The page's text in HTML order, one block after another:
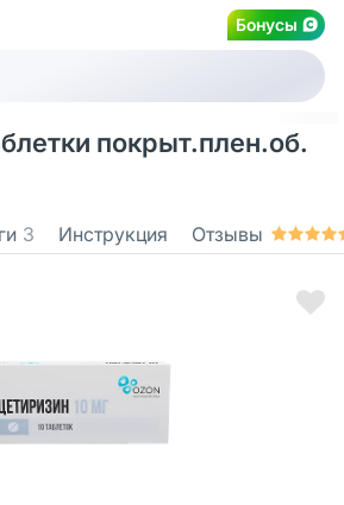
Бонусы
покрыт.плен.об.
3 Инструкция Отзывы